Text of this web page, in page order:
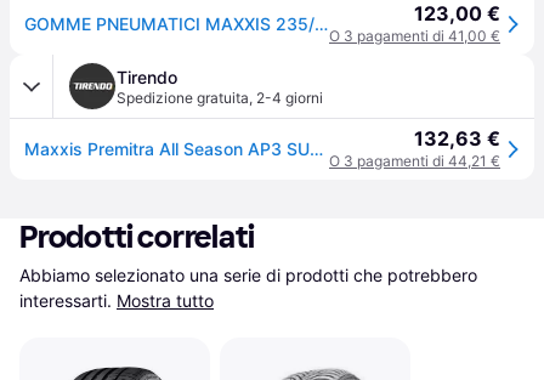
GOMME PNEUMATICI MAXXIS 235/50 R19 99V PREMITRA AP3 SUV ALL SEASONS M+S XL 123,00 €
O 3 pagamenti di 41,00 €
Tirendo
Spedizione gratuita, 2-4 giorni
Maxxis Premitra All Season AP3 SUV ( 235/50 R19 103W XL, con bordino di protezione del cerchio (FSL) ) 132,63 €
O 3 pagamenti di 44,21 €
Prodotti correlati
Abbiamo selezionato una serie di prodotti che potrebbero
interessarti. Mostra tutto